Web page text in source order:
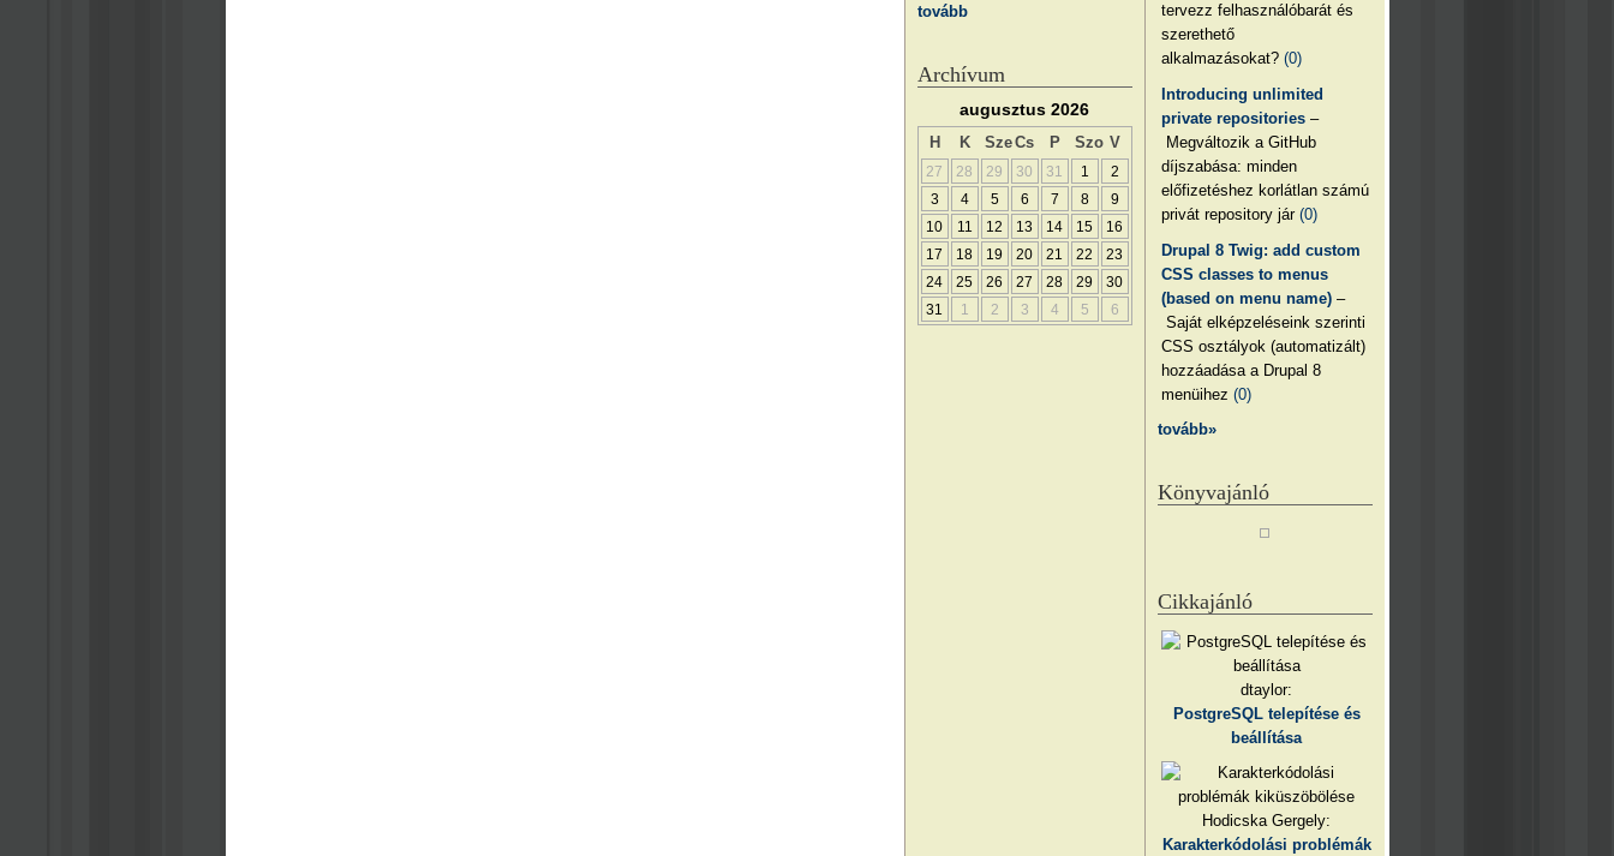
tervezz felhasználóbarát és
szerethető
alkalmazásokat?(0)
Introducing unlimited
private repositories –
Megváltozik a GitHub
díjszabása: minden
előfizetéshez korlátlan számú
privát repository jár(0)
Drupal 8 Twig: add custom
CSS classes to menus
(based on menu name) –
Saját elképzeléseink szerinti
CSS osztályok (automatizált)
hozzáadása a Drupal 8
menüihez(0)
tovább»
Könyvajánló
Cikkajánló
dtaylor:
PostgreSQL telepítése és
beállítása
Hodicska Gergely:
Karakterkódolási problémák
tovább
Archívum
augusztus 2026
H K SzeCs P Szo V
27 28 29 30 31 1
2
3
4 5 6 7 8
9
10
11 12 13 14 15
16
17
18 19 20 21 22
23
24
25 26 27 28 29
30
31
1 2 3 4 5 6